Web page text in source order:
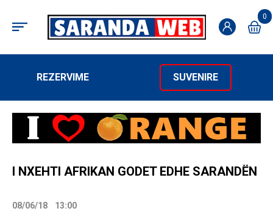
0
REZERVIME SUVENIRE
I NXEHTI AFRIKAN GODET EDHE SARANDËN
08/06/18 13:00